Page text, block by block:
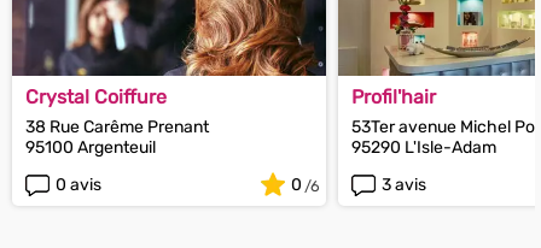
Crystal Coiffure
38 Rue Carême Prenant
95100 Argenteuil
0 avis
0
Profil'hair
53Ter avenue Michel
95290 L'Isle-Adam
3 avis